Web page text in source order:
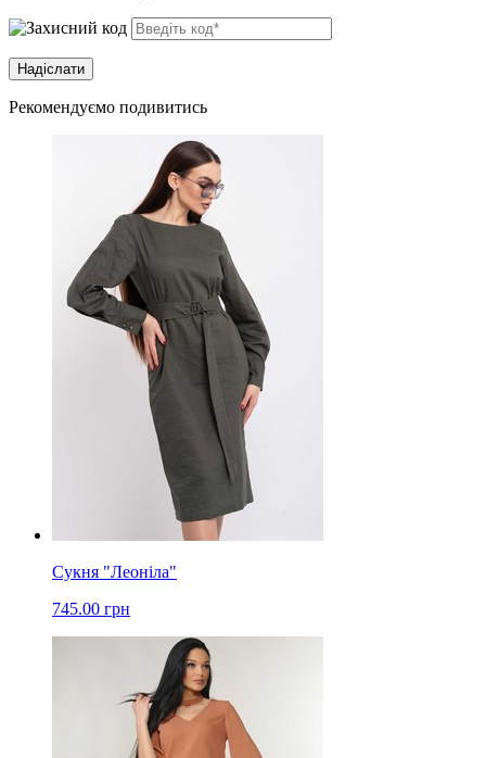
Рекомендуємо подивитись
Сукня "Леоніла"
745.00 грн